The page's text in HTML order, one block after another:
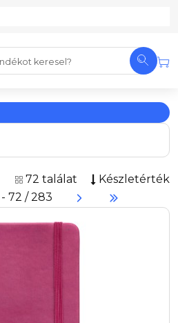
72 találat
Készletérték
- 72 / 283